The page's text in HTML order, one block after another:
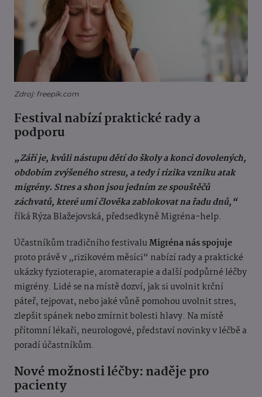
Zdroj: freepik.com
Festival nabízí praktické rady a
podporu
„Září je, kvůli nástupu dětí do školy a konci dovolených,
obdobím zvýšeného stresu, a tedy i rizika vzniku atak
migrény. Stres a shon jsou jedním ze spouštěčů
záchvatů, které umí člověka zablokovat na řadu dnů,“
říká Rýza Blažejovská, předsedkyně Migréna-help.
Účastníkům tradičního festivaluMigréna nás spojuje
proto právě v „rizikovém měsíci“ nabízí rady a praktické
ukázky fyzioterapie, aromaterapie a další podpůrné léčby
migrény. Lidé se na místě dozví, jak si uvolnit krční
páteř, tejpovat, nebo jaké vůně pomohou uvolnit stres,
zlepšit spánek nebo zmírnit bolesti hlavy. Na místě
přítomní lékaři, neurologové, představí novinky v léčbě a
poradí účastníkům.
Nové možnosti léčby: naděje pro
pacienty